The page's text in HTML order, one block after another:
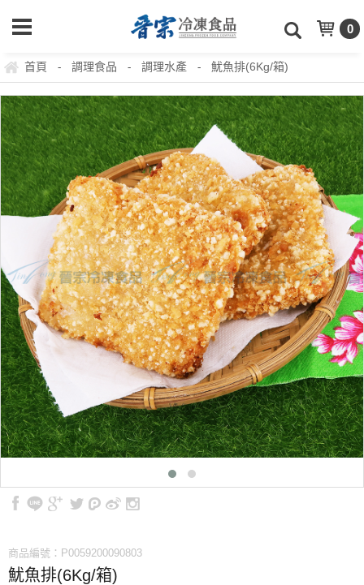
0
首頁 - 調理食品 - 調理水產 - 魷魚排(6Kg/箱)
商品編號：P0059200090803
魷魚排(6Kg/箱)